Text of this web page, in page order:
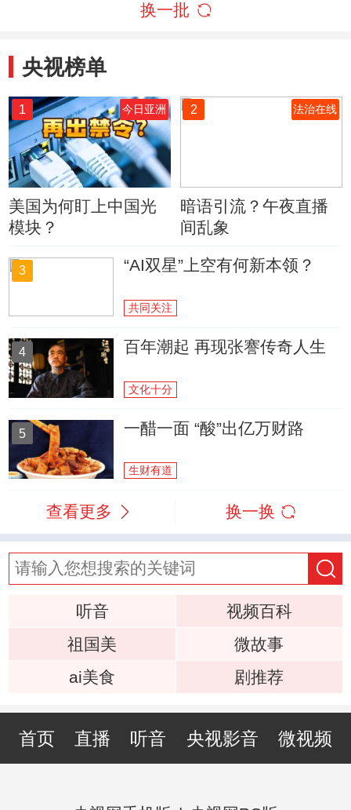
换一批
央视榜单
1 今日亚洲
美国为何盯上中国光
模块？
2 法治在线
暗语引流？午夜直播
间乱象
3 “AI双星”上空有何新本领？
共同关注
4 百年潮起 再现张謇传奇人生
文化十分
5 一醋一面 “酸”出亿万财路
生财有道
查看更多 换一换
听音
视频百科
祖国美
微故事
ai美食
剧推荐
首页 直播 听音 央视影音 微视频